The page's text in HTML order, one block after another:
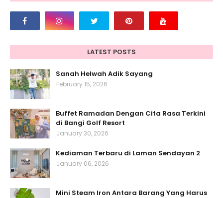
LATEST POSTS
Sanah Helwah Adik Sayang
February 15, 2026
Buffet Ramadan Dengan Cita Rasa Terkini
di Bangi Golf Resort
January 30, 2026
Kediaman Terbaru di Laman Sendayan 2
January 06, 2026
Mini Steam Iron Antara Barang Yang Harus